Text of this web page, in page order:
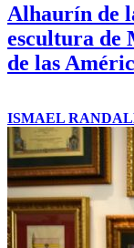
Alhaurín de
escultura de
de las
ISMAEL